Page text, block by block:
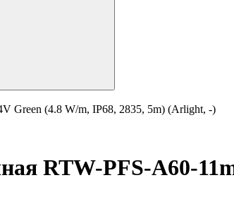
Green (4.8 W/m, IP68, 2835, 5m) (Arlight, -)
RTW-PFS-A60-